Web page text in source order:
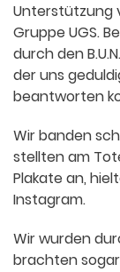
Unterstützung
Gruppe UGS.
durch den
der uns
beantworten
Wir banden
stellten am
Plakate an,
Instagram.
Wir wurden
brachten sogar